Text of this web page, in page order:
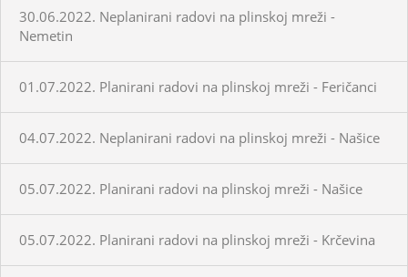
30.06.2022. Neplanirani radovi na plinskoj mreži -
Nemetin
01.07.2022. Planirani radovi na plinskoj mreži - Feričanci
04.07.2022. Neplanirani radovi na plinskoj mreži - Našice
05.07.2022. Planirani radovi na plinskoj mreži - Našice
05.07.2022. Planirani radovi na plinskoj mreži - Krčevina